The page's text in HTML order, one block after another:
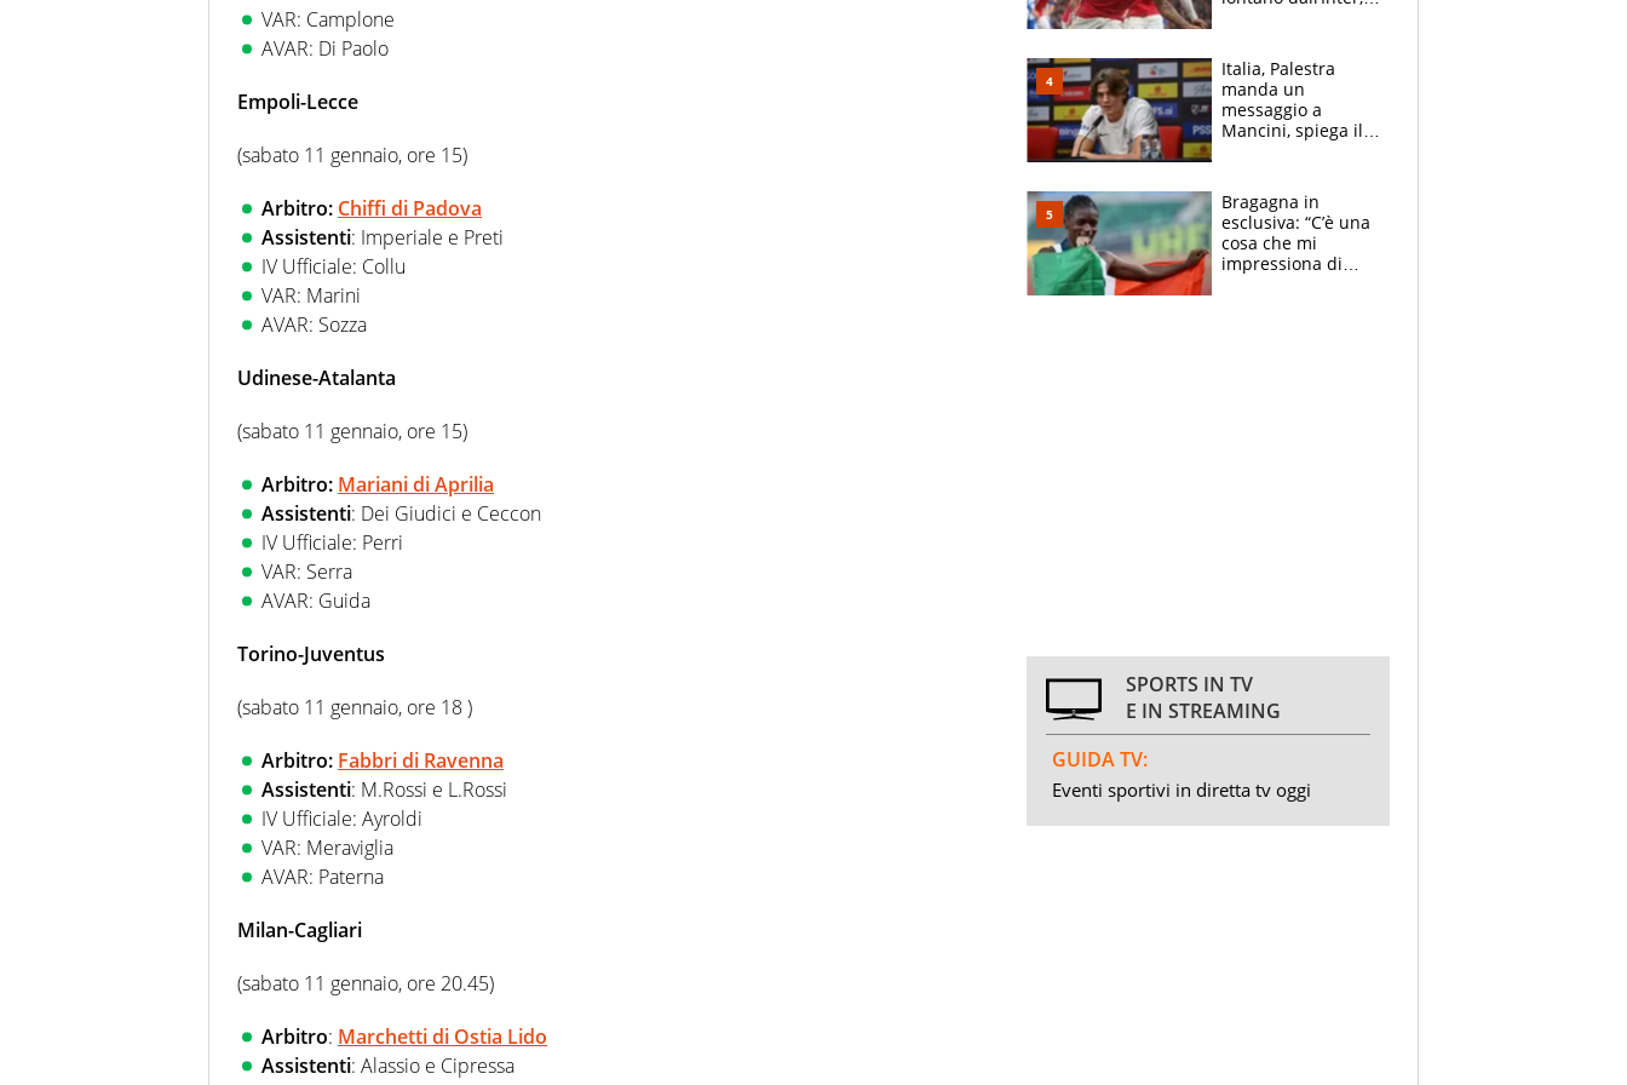
VAR: Camplone
AVAR: Di Paolo
Empoli-Lecce
(sabato 11 gennaio, ore 15)
Arbitro: Chiffi di Padova
Assistenti: Imperiale e Preti
IV Ufficiale: Collu
VAR: Marini
AVAR: Sozza
Udinese-Atalanta
(sabato 11 gennaio, ore 15)
Arbitro: Mariani di Aprilia
Assistenti: Dei Giudici e Ceccon
IV Ufficiale: Perri
VAR: Serra
AVAR: Guida
Torino-Juventus
(sabato 11 gennaio, ore 18 )
Arbitro: Fabbri di Ravenna
Assistenti: M.Rossi e L.Rossi
IV Ufficiale: Ayroldi
VAR: Meraviglia
AVAR: Paterna
Milan-Cagliari
(sabato 11 gennaio, ore 20.45)
Arbitro: Marchetti di Ostia Lido
Assistenti: Alassio e Cipressa
tabellone
Italia, Palestra
manda un
messaggio a
Mancini, spiega il
l'alleanza con
Donnarumma
Bragagna in
esclusiva: “C’è una
cosa che mi
impressiona di
SPORTS IN TV
E IN STREAMING
GUIDA TV:
Eventi sportivi in diretta tv oggi